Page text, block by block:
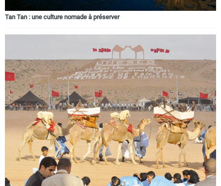
Tan Tan : une culture nomade à préserver